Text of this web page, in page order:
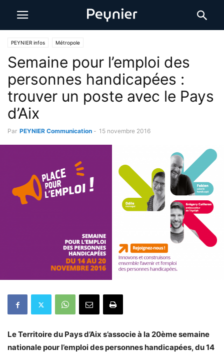
PEYNIER infos Métropole
Semaine pour l’emploi des
personnes handicapées :
trouver un poste avec le Pays
d’Aix
Par PEYNIER Communication - 15 novembre 2016
Le Territoire du Pays d’Aix s’associe à la 20ème semaine
nationale pour l’emploi des personnes handicapées, du 14